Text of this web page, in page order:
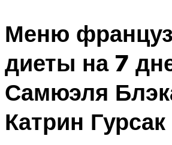
Меню
диеты на 7
Самюэля
Катрин Гурсак